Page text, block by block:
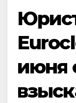
июня